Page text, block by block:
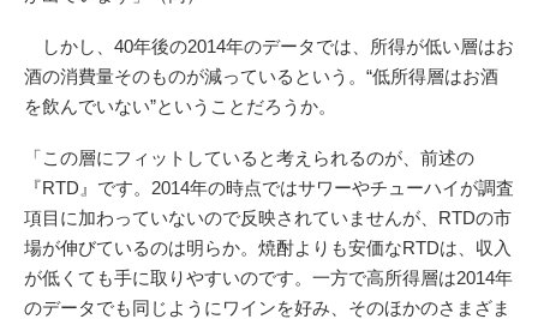
しかし、40年後の2014年のデータでは、所得が低い層はお
酒の消費量そのものが減っているという。“低所得層はお酒
を飲んでいない”ということだろうか。
「この層にフィットしていると考えられるのが、前述の
『RTD』です。2014年の時点ではサワーやチューハイが調査
項目に加わっていないので反映されていませんが、RTDの市
場が伸びているのは明らか。焼酎よりも安価なRTDは、収入
が低くても手に取りやすいのです。一方で高所得層は2014年
のデータでも同じようにワインを好み、そのほかのさまざま